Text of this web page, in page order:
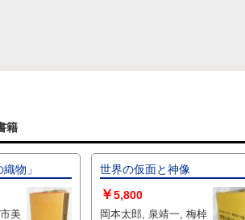
籍
物」
美
世界の仮面と神像
￥5,800
岡本太郎, 泉靖一, 梅棹